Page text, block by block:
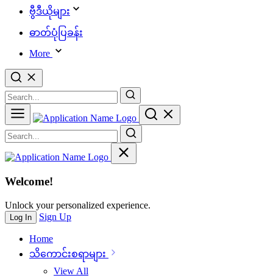
ဗွီဒီယိုများ
ဓာတ်ပုံပြခန်း
More
Welcome!
Unlock your personalized experience.
Log In Sign Up
Home
သိ‌ကောင်းစရာများ
View All